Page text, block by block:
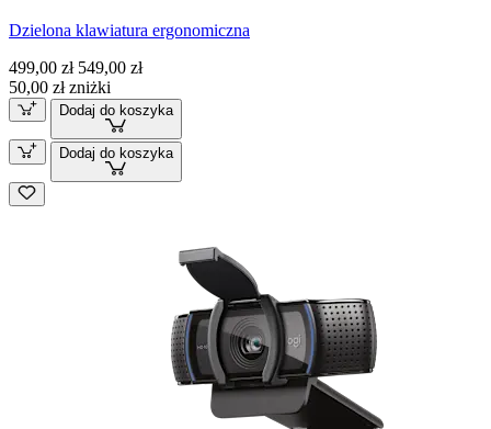
Dzielona klawiatura ergonomiczna
499,00 zł 549,00 zł
50,00 zł zniżki
Dodaj do koszyka
Dodaj do koszyka